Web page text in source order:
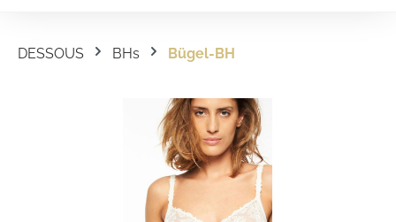
DESSOUS BHs Bügel-BH
Bildergalerie überspringen